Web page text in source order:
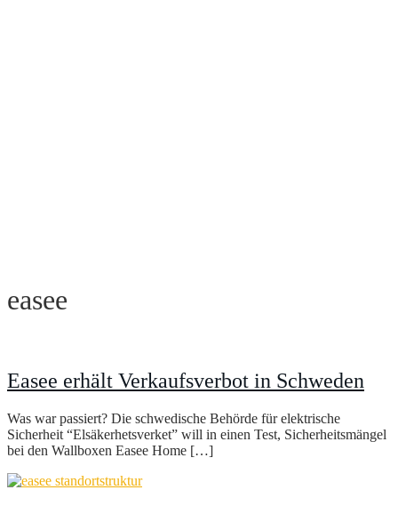
easee
Easee erhält Verkaufsverbot in Schweden
Was war passiert? Die schwedische Behörde für elektrische
Sicherheit “Elsäkerhetsverket” will in einen Test, Sicherheitsmängel
bei den Wallboxen Easee Home […]